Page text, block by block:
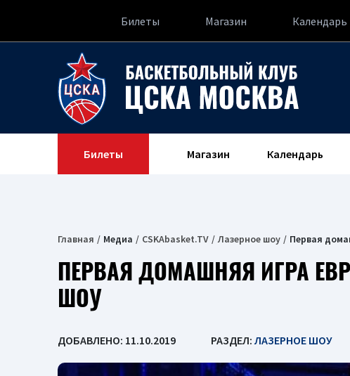
Билеты Магазин Календарь
Билеты Магазин Календарь
Главная Медиа CSKAbasket.TV Лазерное шоу Первая
ПЕРВАЯ ДОМАШНЯЯ ИГРА
ШОУ
ДОБАВЛЕНО: 11.10.2019 РАЗДЕЛ: ЛАЗЕРНОЕ ШОУ